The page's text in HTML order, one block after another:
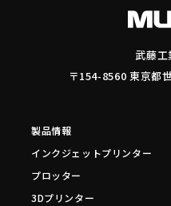
武藤
〒154-8560 東京都
製品情報
インクジェットプリンター
プロッター
3Dプリンター